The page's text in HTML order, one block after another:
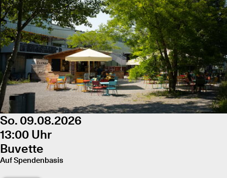
So. 09.08.2026
13:00 Uhr
Buvette
Auf Spendenbasis